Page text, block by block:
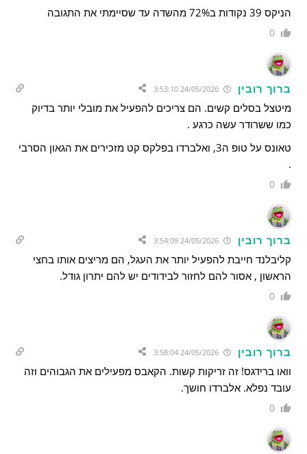
הניקס 39 נקודות ב72% מהשדה עד שסיימתי את התגובה
0
ברוך רובין 24/05/2026 3:53:10
מיטצל בסלים קשים. הם צריכים להפעיל את מובלי יותר בדיוק
כמו ששרודר עשה כרגע .
טאונס על טופ ה3, ואלברדו בפלקס קט מזכירים את הגאון הסרבי
.
0
ברוך רובין 24/05/2026 3:54:09
קליבלנד חייבת להפעיל יותר את העגל, הם מריצים אותו בחצי
הראשון , אסור להם לחזור לבידודים יש להם יתרון גודל.
0
ברוך רובין 24/05/2026 3:58:04
וואו ברידגס! זה זריקות קשות. הקאבס מפעילים את הגבוהים וזה
עובד נפלא. אלברדו חושך.
0